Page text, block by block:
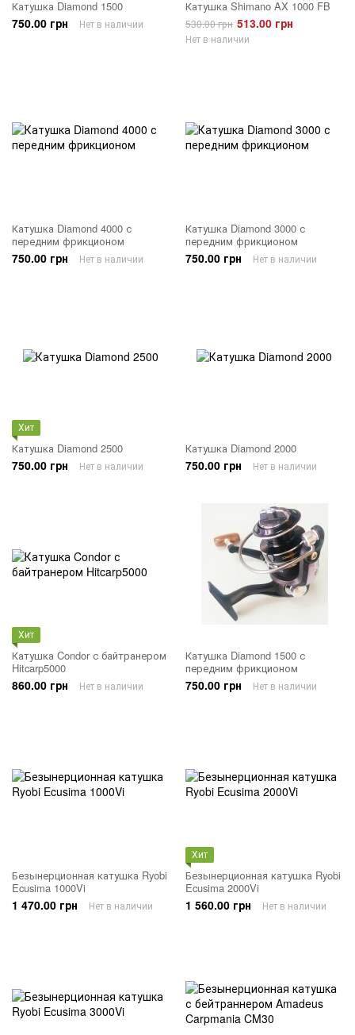
Катушка Diamond 1500
750.00 грн Нет в наличии
Катушка Shimano AX 1000 FB
530.00 грн 513.00 грн
Нет в наличии
Катушка Diamond 4000 с
передним фрикционом
750.00 грн Нет в наличии
Катушка Diamond 3000 с
передним фрикционом
750.00 грн Нет в наличии
Хит
Катушка Diamond 2500
750.00 грн Нет в наличии
Катушка Diamond 2000
750.00 грн Нет в наличии
Хит
Катушка Condor с байтранером
Hitcarp5000
860.00 грн Нет в наличии
Катушка Diamond 1500 с
передним фрикционом
750.00 грн Нет в наличии
Безынерционная катушка Ryobi
Ecusima 1000Vi
1 470.00 грн Нет в наличии
Хит
Безынерционная катушка Ryobi
Ecusima 2000Vi
1 560.00 грн Нет в наличии